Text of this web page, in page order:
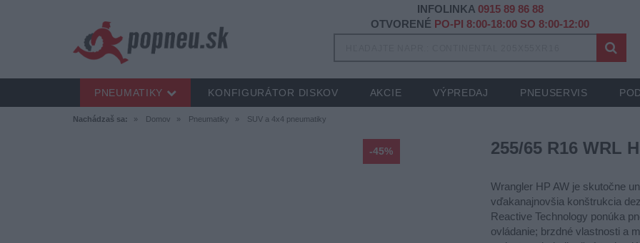
Nachádzaš sa: Domov Pneumatiky SUV a 4x4 pneumatiky
255/65 R16 WRL
Wrangler HP AW je skutočne
vďakanajnovšia konštrukcia
Reactive Technology ponúka
ovládanie; brzdné vlastnosti a
-45%
INFOLINKA 0915 89 86 88
OTVORENÉ PO-PI 8:00-18:00 SO 8:00-12:00
PNEUMATIKY KONFIGURÁTOR DISKOV AKCIE VÝPREDAJ PNEUSERVIS